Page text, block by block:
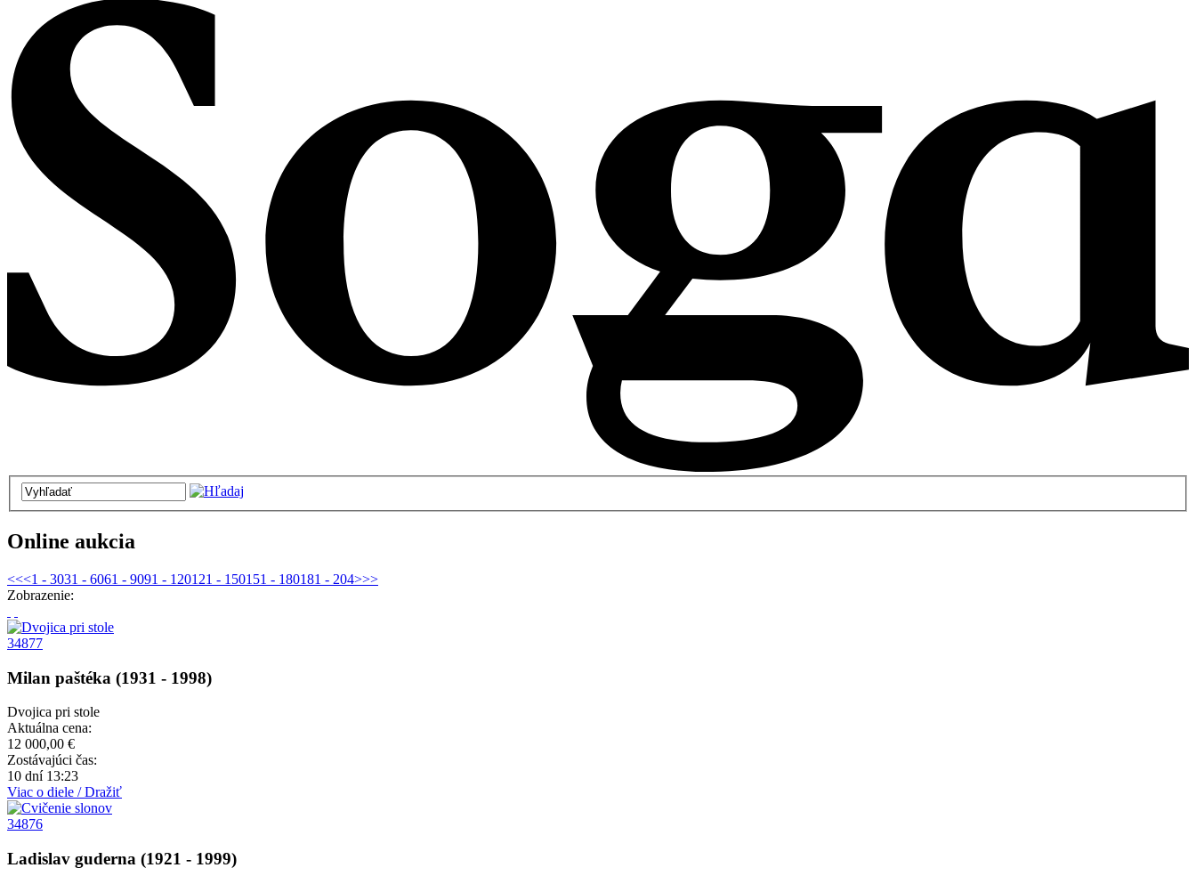
Online aukcia
<<<1 - 3031 - 6061 - 9091 - 120121 - 150151 - 180181 - 204>>>
Zobrazenie:
34877
Milan paštéka (1931 - 1998)
Dvojica pri stole
Aktuálna cena:
12 000,00 €
Zostávajúci čas:
10 dní 13:23
Viac o diele / Dražiť
34876
Ladislav guderna (1921 - 1999)